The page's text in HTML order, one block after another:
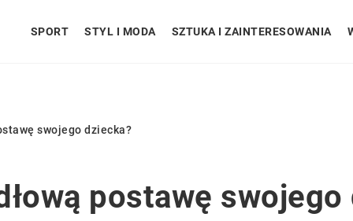
SPORT STYL I MODA SZTUKA I ZAINTERESOWANIA
swojego dziecka?
postawę swojego